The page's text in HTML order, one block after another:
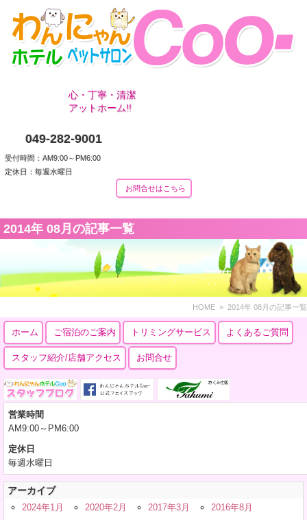
心・丁寧・清潔
アットホーム!!
049-282-9001
受付時間：AM9:00～PM6:00
定休日：毎週水曜日
お問合せはこちら
2014年 08月の記事一覧
HOME » 2014年 08月の記事一覧
ホーム ご宿泊のご案内 トリミングサービス よくあるご質問
スタッフ紹介/店舗アクセス お問合せ
営業時間
AM9:00～PM6:00
定休日
毎週水曜日
アーカイブ
2024年1月 2020年2月 2017年3月
2016年8月